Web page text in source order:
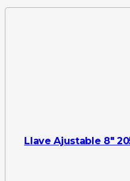
Llave Ajustable 8″